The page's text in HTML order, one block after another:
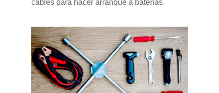
cables para hacer arranque a baterías.